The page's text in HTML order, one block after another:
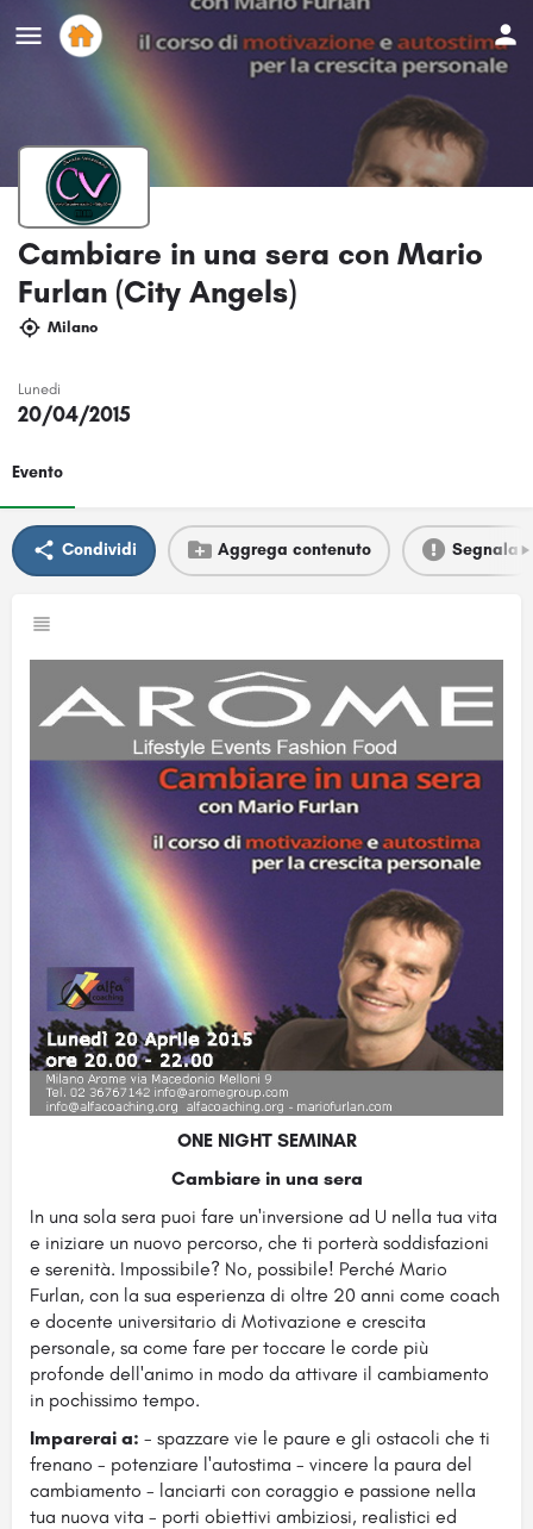
Cambiare in una sera con Mario
Furlan (City Angels)
Milano
Lunedi
20/04/2015
Evento
Condividi Aggrega contenuto Segnala
ONE NIGHT SEMINAR
Cambiare in una sera
In una sola sera puoi fare un'inversione ad U nella tua vita
e iniziare un nuovo percorso, che ti porterà soddisfazioni
e serenità. Impossibile? No, possibile! Perché Mario
Furlan, con la sua esperienza di oltre 20 anni come coach
e docente universitario di Motivazione e crescita
personale, sa come fare per toccare le corde più
profonde dell'animo in modo da attivare il cambiamento
in pochissimo tempo.
Imparerai a: - spazzare vie le paure e gli ostacoli che ti
frenano - potenziare l'autostima - vincere la paura del
cambiamento - lanciarti con coraggio e passione nella
tua nuova vita - porti obiettivi ambiziosi, realistici ed